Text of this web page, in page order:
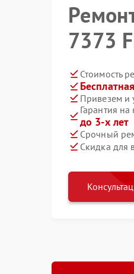
7373
Стоимость
Привезем и
Гарантия
до 3-х лет
Срочный
Скидка для